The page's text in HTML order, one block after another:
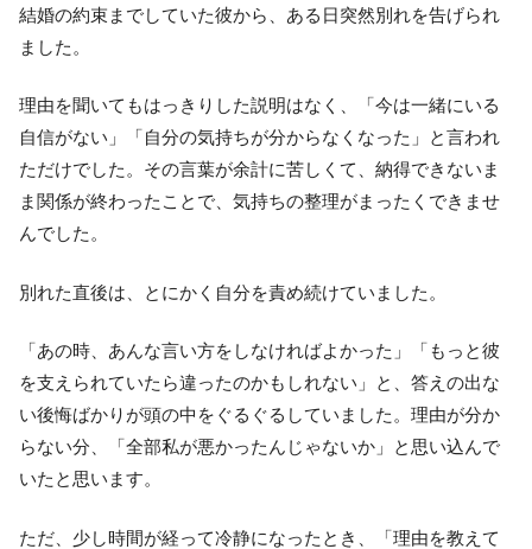
結婚の約束までしていた彼から、ある日突然別れを告げられ
ました。
理由を聞いてもはっきりした説明はなく、「今は一緒にいる
自信がない」「自分の気持ちが分からなくなった」と言われ
ただけでした。その言葉が余計に苦しくて、納得できないま
ま関係が終わったことで、気持ちの整理がまったくできませ
んでした。
別れた直後は、とにかく自分を責め続けていました。
「あの時、あんな言い方をしなければよかった」「もっと彼
を支えられていたら違ったのかもしれない」と、答えの出な
い後悔ばかりが頭の中をぐるぐるしていました。理由が分か
らない分、「全部私が悪かったんじゃないか」と思い込んで
いたと思います。
ただ、少し時間が経って冷静になったとき、「理由を教えて